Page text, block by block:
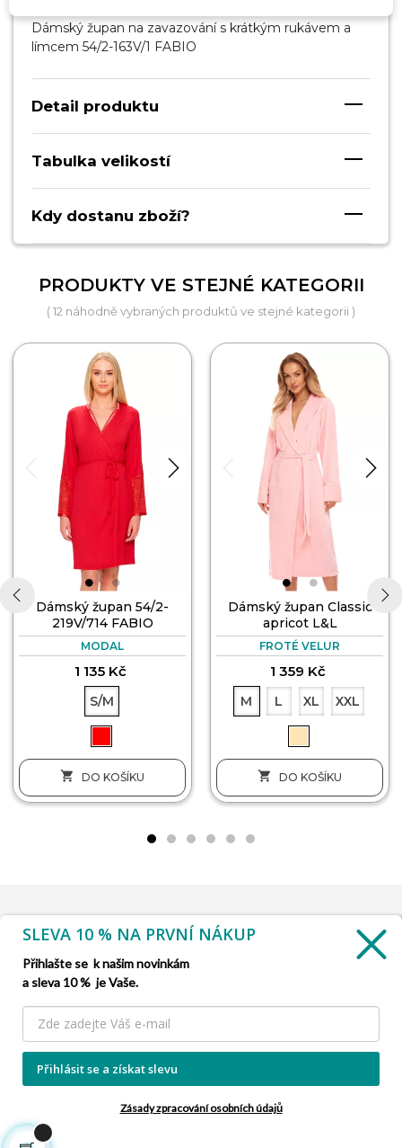
Dámský župan na zavazování s krátkým rukávem a
límcem 54/2-163V/1 FABIO
Detail produktu
Tabulka velikostí
Kdy dostanu zboží?
PRODUKTY VE STEJNÉ KATEGORII
( 12 náhodně vybraných produktů ve stejné kategorii )
Dámský župan 54/2-
219V/714 FABIO
MODAL
1 135 Kč
S/M
 DO KOŠÍKU
Dámský župan Classic
apricot L&L
FROTÉ VELUR
1 359 Kč
M L XL XXL
 DO KOŠÍKU
INFORMACE 
SLUŽBA ZÁKAZNÍKŮM
NAŠE NABÍDKY
INFORMACE O FIRMĚ
SLEVA 10 % NA PRVNÍ NÁKUP
Přihlašte se k našim novinkám
a sleva 10 % je Vaše.
Přihlásit se a získat slevu
Zásady zpracování osobních údajů